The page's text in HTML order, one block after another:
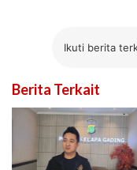
Ikuti berita
Berita Terkait